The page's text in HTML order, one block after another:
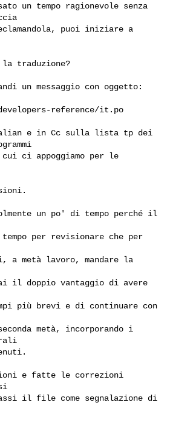
un tempo ragionevole senza
puoi iniziare a
traduzione?
un messaggio con oggetto:
e in Cc sulla lista tp dei
ci appoggiamo per le
un po' di tempo perché il
per revisionare che per
a metà lavoro, mandare la
il doppio vantaggio di avere
più brevi e di continuare con
metà, incorporando i
e fatte le correzioni
il file come segnalazione di